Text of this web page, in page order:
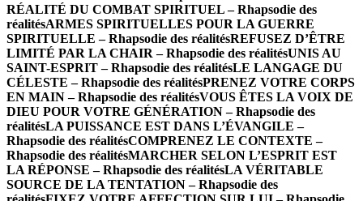
RÉALITÉ DU COMBAT SPIRITUEL – Rhapsodie des
réalitésARMES SPIRITUELLES POUR LA GUERRE
SPIRITUELLE – Rhapsodie des réalitésREFUSEZ D’ÊTRE
LIMITÉ PAR LA CHAIR – Rhapsodie des réalitésUNIS AU
SAINT-ESPRIT – Rhapsodie des réalitésLE LANGAGE DU
CÉLESTE – Rhapsodie des réalitésPRENEZ VOTRE CORPS
EN MAIN – Rhapsodie des réalitésVOUS ÊTES LA VOIX DE
DIEU POUR VOTRE GÉNÉRATION – Rhapsodie des
réalitésLA PUISSANCE EST DANS L’ÉVANGILE –
Rhapsodie des réalitésCOMPRENEZ LE CONTEXTE –
Rhapsodie des réalitésMARCHER SELON L’ESPRIT EST
LA RÉPONSE – Rhapsodie des réalitésLA VÉRITABLE
SOURCE DE LA TENTATION – Rhapsodie des